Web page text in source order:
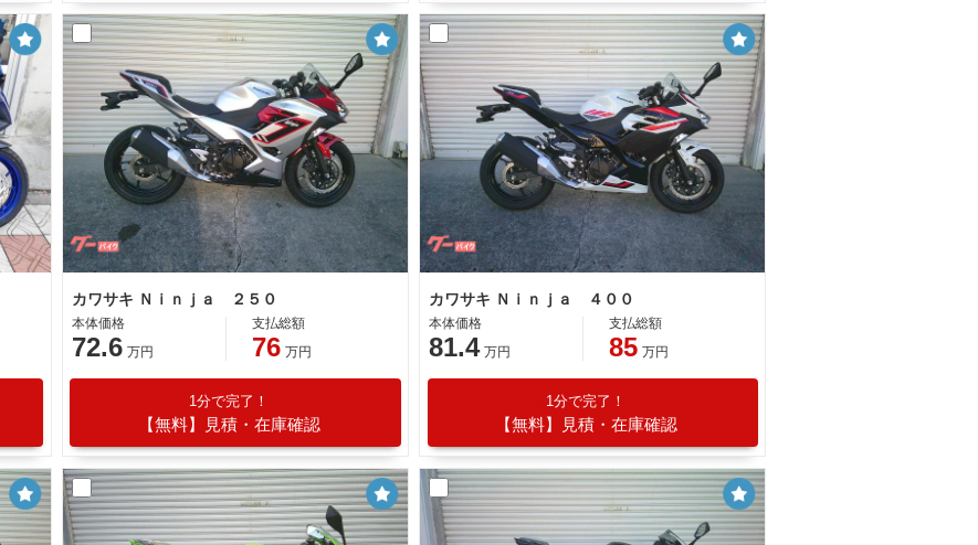
カワサキ Ｎｉｎｊａ ２５０
本体価格
72.6 万円
支払総額
76 万円
1分で完了！
【無料】見積・在庫確認
カワサキ Ｎｉｎｊａ ４００
本体価格
81.4 万円
支払総額
85 万円
1分で完了！
【無料】見積・在庫確認